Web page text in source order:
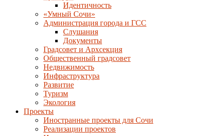
Идентичность
«Умный Сочи»
Администрация города и ГСС
Слушания
Документы
Градсовет и Архсекция
Общественный градсовет
Недвижимость
Инфраструктура
Развитие
Туризм
Экология
Проекты
Иностранные проекты для Сочи
Реализации проектов